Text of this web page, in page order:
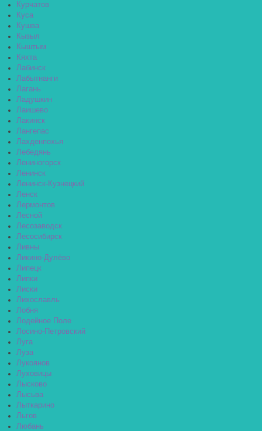
Курчатов
Куса
Кушва
Кызыл
Кыштым
Кяхта
Лабинск
Лабытнанги
Лагань
Ладушкин
Лаишево
Лакинск
Лангепас
Лахденпохья
Лебедянь
Лениногорск
Ленинск
Ленинск-Кузнецкий
Ленск
Лермонтов
Лесной
Лесозаводск
Лесосибирск
Ливны
Ликино-Дулёво
Липецк
Липки
Лиски
Лихославль
Лобня
Лодейное Поле
Лосино-Петровский
Луга
Луза
Лукоянов
Луховицы
Лысково
Лысьва
Лыткарино
Льгов
Любань